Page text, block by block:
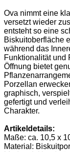
Ova nimmt eine
versetzt wieder
entsteht so eine
Biskuitoberfläche
während das
Funktionalität und
Öffnung bietet
Porzellan
graphisch,
gefertigt und
Charakter.
Artikeldetails:
Maße: ca. 10,5 x
Material: